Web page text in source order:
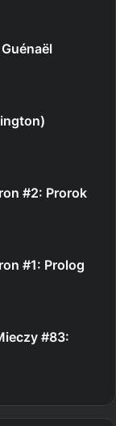
#2: Prorok
#1: Prolog
#83: